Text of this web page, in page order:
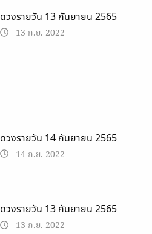
ดวงรายวัน 13 กันยายน 2565
13 ก.ย. 2022
ดวงรายวัน 14 กันยายน 2565
14 ก.ย. 2022
ดวงรายวัน 13 กันยายน 2565
13 ก.ย. 2022